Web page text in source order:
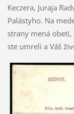
Keczera, Juraja
Palástyho. Na
strany mená obetí,
ste umreli a Váš